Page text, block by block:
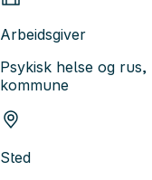
Arbeidsgiver
Psykisk helse og rus,
kommune
Sted